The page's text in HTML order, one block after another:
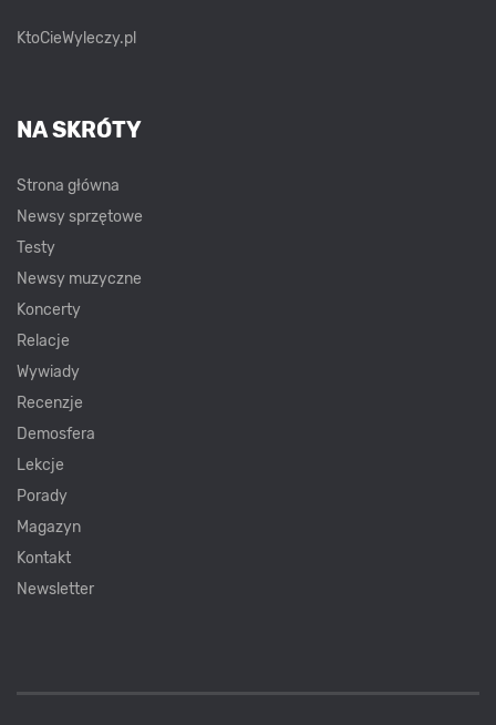
KtoCieWyleczy.pl
NA SKRÓTY
Strona główna
Newsy sprzętowe
Testy
Newsy muzyczne
Koncerty
Relacje
Wywiady
Recenzje
Demosfera
Lekcje
Porady
Magazyn
Kontakt
Newsletter